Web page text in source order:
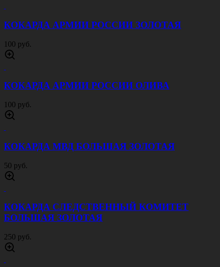
КОКАРДА АРМИИ РОССИИ ЗОЛОТАЯ
100 руб.
КОКАРДА АРМИИ РОССИИ ОЛИВА
100 руб.
КОКАРДА МВД БОЛЬШАЯ ЗОЛОТАЯ
50 руб.
КОКАРДА СЛЕДСТВЕННЫЙ КОМИТЕТ
БОЛЬШАЯ ЗОЛОТАЯ
250 руб.